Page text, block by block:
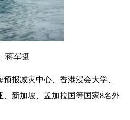
蒋军摄
报减灾中心、香港浸会大学、
新加坡、孟加拉国等国家8名外